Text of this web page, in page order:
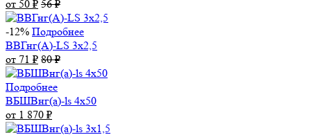
от 50 ₽ 56₽
-12% Подробнее
ВВГнг(А)-LS 3х2,5
от 71 ₽ 80₽
Подробнее
ВБШВнг(а)-ls 4x50
от 1 870 ₽